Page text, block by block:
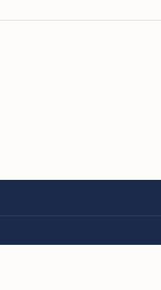
São Carlos Borromeu.